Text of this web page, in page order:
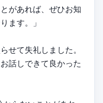
があれば、ぜひお知
ます。」
せて失礼しました。
話しできて良かった